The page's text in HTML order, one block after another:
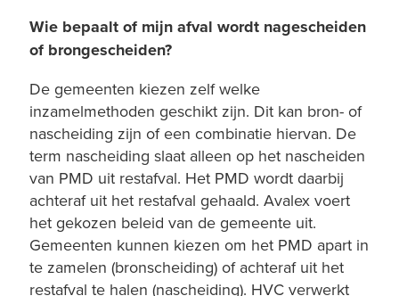
Wie bepaalt of mijn afval wordt nagescheiden
of brongescheiden?
De gemeenten kiezen zelf welke
inzamelmethoden geschikt zijn. Dit kan bron- of
nascheiding zijn of een combinatie hiervan. De
term nascheiding slaat alleen op het nascheiden
van PMD uit restafval. Het PMD wordt daarbij
achteraf uit het restafval gehaald. Avalex voert
het gekozen beleid van de gemeente uit.
Gemeenten kunnen kiezen om het PMD apart in
te zamelen (bronscheiding) of achteraf uit het
restafval te halen (nascheiding). HVC verwerkt